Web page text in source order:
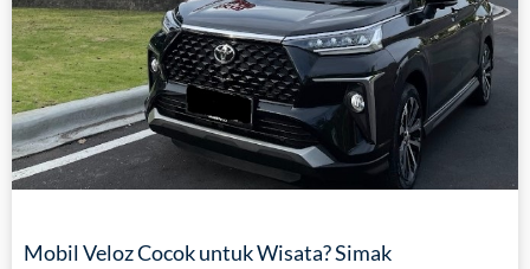
Mobil Veloz Cocok untuk Wisata? Simak